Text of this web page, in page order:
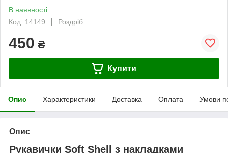
В наявності
Код: 14149
Роздріб
450 ₴
Купити
Опис Характеристики Доставка Оплата Умови
Опис
Рукавички Soft Shell з накладками